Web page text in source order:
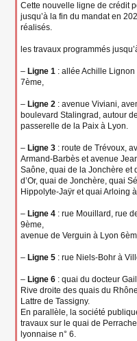
Cette nouvelle ligne de crédit
jusqu’à la fin du mandat en
réalisés.
les travaux programmés
– Ligne 1 : allée Achille
7ème,
– Ligne 2 : avenue Viviani,
boulevard Stalingrad, autour
passerelle de la Paix à Lyon.
– Ligne 3 : route de Trévoux,
Armand-Barbès et avenue
Saône, quai de la Jonchère et
d’Or, quai de Jonchère, quai
Hippolyte-Jaÿr et quai Arloing
– Ligne 4 : rue Mouillard, rue
9ème,
avenue de Verguin à Lyon
– Ligne 5 : rue Niels-Bohr à
– Ligne 6 : quai du docteur
Rive droite des quais du
Lattre de Tassigny.
En parallèle, la société
travaux sur le quai de
lyonnaise n° 6.